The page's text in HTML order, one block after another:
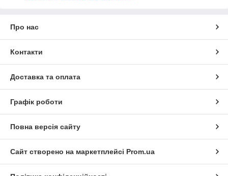
Про нас
Контакти
Доставка та оплата
Графік роботи
Повна версія сайту
Сайт створено на маркетплейсі Prom.ua